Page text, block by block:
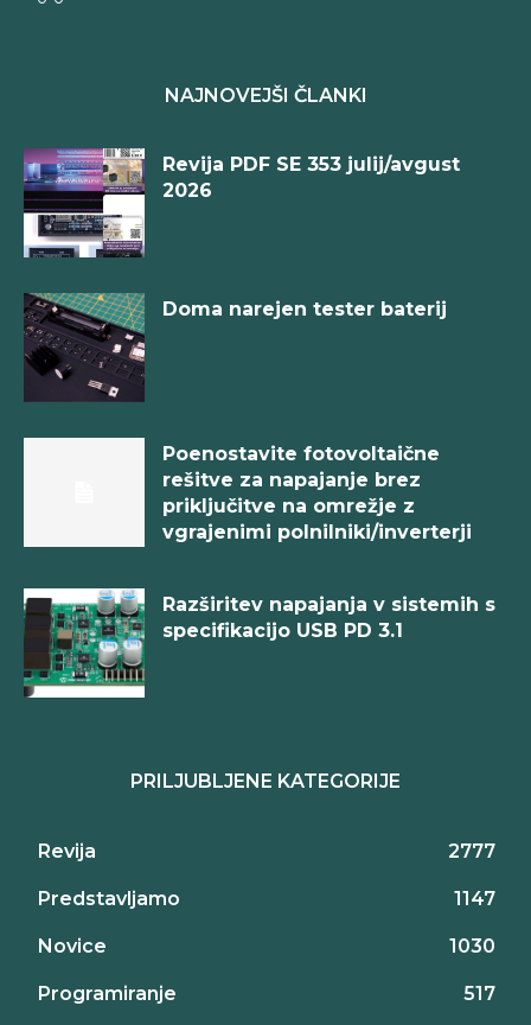
NAJNOVEJŠI ČLANKI
Revija PDF SE 353 julij/avgust
2026
Doma narejen tester baterij
Poenostavite fotovoltaične
rešitve za napajanje brez
priključitve na omrežje z
vgrajenimi polnilniki/inverterji
Razširitev napajanja v sistemih s
specifikacijo USB PD 3.1
PRILJUBLJENE KATEGORIJE
Revija 2777
Predstavljamo 1147
Novice 1030
Programiranje 517